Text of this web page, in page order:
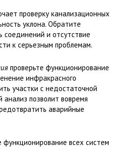
проверку канализационных
уклона. Обратите
соединений и отсутствие
к серьезным проблемам.
проверьте функционирование
инфракрасного
участки с недостаточной
анализ позволит вовремя
аварийные
функционирование всех систем